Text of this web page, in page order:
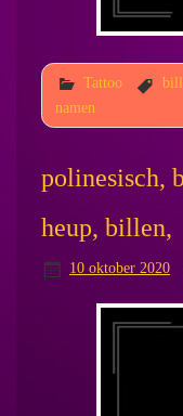
Tattoo
namen
polinesisch,
heup, billen,
10 oktober 2020